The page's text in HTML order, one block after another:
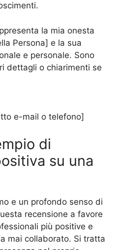
la mia onesta
Persona] e la sua
e personale. Sono
dettagli o chiarimenti se
e-mail o telefono]
di
su una
e un profondo senso di
recensione a favore
più positive e
mai collaborato. Si tratta